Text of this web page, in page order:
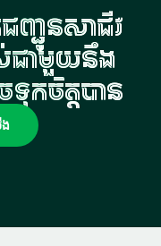
ញ្ជូនសាជីវ
ជាមួយនឹង
ទុកចិត្តបាន